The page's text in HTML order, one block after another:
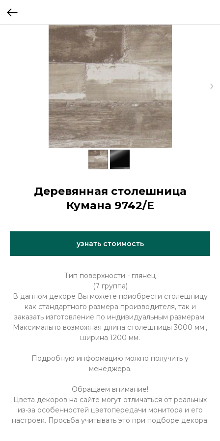
Деревянная столешница
Кумана 9742/Е
узнать стоимость
Тип поверхности - глянец
(7 группа)
В данном декоре Вы можете приобрести столешницу
как стандартного размера производителя, так и
заказать изготовление по индивидуальным размерам.
Максимально возможная длина столешницы 3000 мм.,
ширина 1200 мм.
Подробную информацию можно получить у
менеджера.
Обращаем внимание!
Цвета декоров на сайте могут отличаться от реальных
из-за особенностей цветопередачи монитора и его
настроек. Просьба учитывать это при подборе декора.